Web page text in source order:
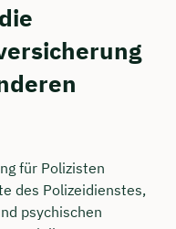
für Polizisten
des Polizeidienstes,
psychischen